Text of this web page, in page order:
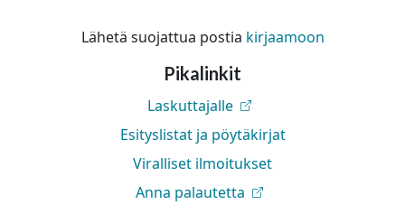
Lähetä suojattua postia kirjaamoon
Pikalinkit
Laskuttajalle
Esityslistat ja pöytäkirjat
Viralliset ilmoitukset
Anna palautetta